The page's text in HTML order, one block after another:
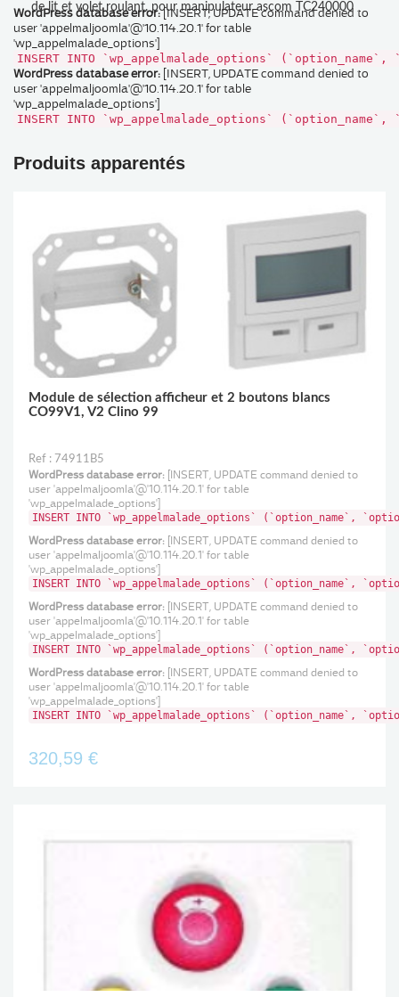
de lit et volet roulant. pour manipulateur ascom TC240000
WordPress database error:[INSERT, UPDATE command denied to
user 'appelmaljoomla'@'10.114.20.1' for table
'wp_appelmalade_options']
INSERT INTO `wp_appelmalade_options`
WordPress database error: [INSERT, UPDATE command denied to
user 'appelmaljoomla'@'10.114.20.1' for table
'wp_appelmalade_options']
INSERT INTO `wp_appelmalade_options`
Produits apparentés
Module de sélection afficheur et 2 boutons blancs
CO99V1, V2 Clino 99
Ref : 74911B5
WordPress database error: [INSERT, UPDATE command denied to
user 'appelmaljoomla'@'10.114.20.1' for table
'wp_appelmalade_options']
INSERT INTO `wp_appelmalade_options` (`option_name`,
WordPress database error: [INSERT, UPDATE command denied to
user 'appelmaljoomla'@'10.114.20.1' for table
'wp_appelmalade_options']
INSERT INTO `wp_appelmalade_options` (`option_name`,
WordPress database error: [INSERT, UPDATE command denied to
user 'appelmaljoomla'@'10.114.20.1' for table
'wp_appelmalade_options']
INSERT INTO `wp_appelmalade_options` (`option_name`,
WordPress database error: [INSERT, UPDATE command denied to
user 'appelmaljoomla'@'10.114.20.1' for table
'wp_appelmalade_options']
INSERT INTO `wp_appelmalade_options` (`option_name`,
320,59 €